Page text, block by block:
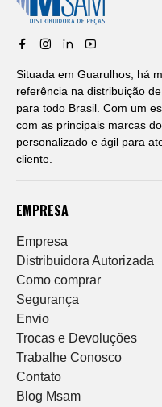
Situada em Guarulhos, há
referência na distribuição
para todo Brasil. Com um
com as principais marcas
personalizado e ágil para
cliente.
EMPRESA
Empresa
Distribuidora Autorizada
Como comprar
Segurança
Envio
Trocas e Devoluções
Trabalhe Conosco
Contato
Blog Msam